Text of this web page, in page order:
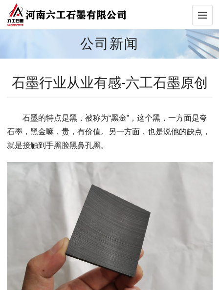
公司新闻
石墨行业从业有感-六工石墨原创
石墨的特点是黑，被称为“黑金”，这个黑，一方面是夸
石墨，黑金嘛，贵，有价值。另一方面，也是说他的缺点，
就是接触到手黑脸黑鼻孔黑。